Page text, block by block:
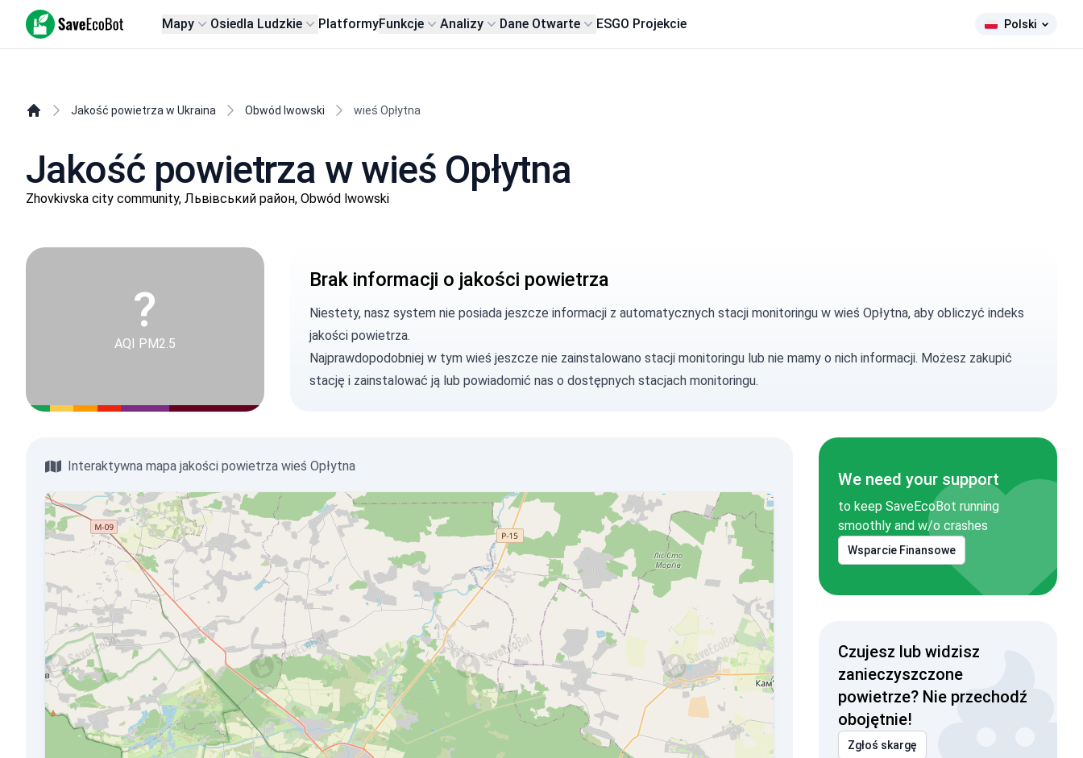
SaveEcoBot Mapy Osiedla Ludzkie PlatformyFunkcje Analizy Dane Otwarte ESGO Projekcie Polski
Jakość powietrza w Ukraina Obwód lwowski wieś Opłytna
Jakość powietrza w wieś Opłytna
Zhovkivska city community, Львівський район, Obwód lwowski
?
AQI PM2.5
Brak informacji o jakości powietrza
Niestety, nasz system nie posiada jeszcze informacji z automatycznych stacji monitoringu w wieś Opłytna, aby obliczyć indeks
jakości powietrza.
Najprawdopodobniej w tym wieś jeszcze nie zainstalowano stacji monitoringu lub nie mamy o nich informacji. Możesz zakupić
stację i zainstalować ją lub powiadomić nas o dostępnych stacjach monitoringu.
Interaktywna mapa jakości powietrza wieś Opłytna
We need your support
to keep SaveEcoBot running
smoothly and w/o crashes
Wsparcie Finansowe
Czujesz lub widzisz
zanieczyszczone
powietrze? Nie przechodź
obojętnie!
Zgłoś skargę